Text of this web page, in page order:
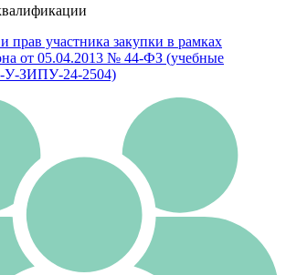
прав участника закупки в рамках
от 05.04.2013 № 44-ФЗ (учебные
У-ЗИПУ-24-2504)